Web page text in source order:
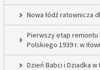
Nowa łódź ratownicza
Pierwszy etap remontu
Polskiego 1939 r. w
Dzień Babci i Dziadka w